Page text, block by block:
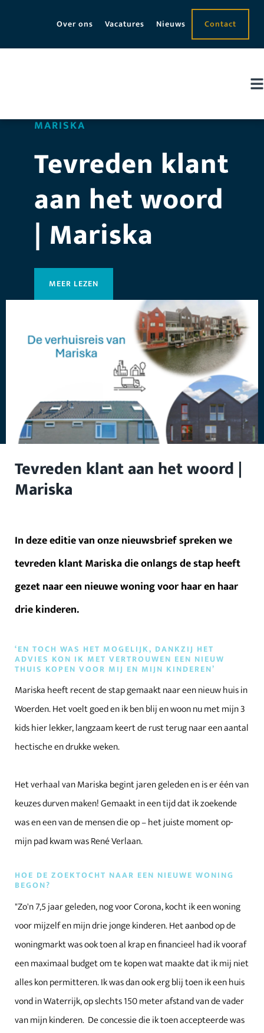
Over ons Vacatures Nieuws Contact
MARISKA
Tevreden klant
aan het woord
| Mariska
MEER LEZEN
Tevreden klant aan het woord |
Mariska
In deze editie van onze nieuwsbrief spreken we
tevreden klant Mariska die onlangs de stap heeft
gezet naar een nieuwe woning voor haar en haar
drie kinderen.
‘EN TOCH WAS HET MOGELIJK, DANKZIJ HET
ADVIES KON IK MET VERTROUWEN EEN NIEUW
THUIS KOPEN VOOR MIJ EN MIJN KINDEREN’
Mariska heeft recent de stap gemaakt naar een nieuw huis in
Woerden. Het voelt goed en ik ben blij en woon nu met mijn 3
kids hier lekker, langzaam keert de rust terug naar een aantal
hectische en drukke weken.
Het verhaal van Mariska begint jaren geleden en is er één van
keuzes durven maken! Gemaakt in een tijd dat ik zoekende
was en een van de mensen die op – het juiste moment op-
mijn pad kwam was René Verlaan.
HOE DE ZOEKTOCHT NAAR EEN NIEUWE WONING
BEGON?
"Zo'n 7,5 jaar geleden, nog voor Corona, kocht ik een woning
voor mijzelf en mijn drie jonge kinderen. Het aanbod op de
woningmarkt was ook toen al krap en financieel had ik vooraf
een maximaal budget om te kopen wat maakte dat ik mij niet
alles kon permitteren. Ik was dan ook erg blij toen ik een huis
vond in Waterrijk, op slechts 150 meter afstand van de vader
van mijn kinderen. De concessie die ik toen accepteerde was